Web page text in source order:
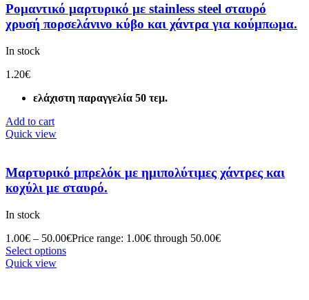
Ρομαντικό μαρτυρικό με stainless steel σταυρό
χρυσή πορσελάνινο κύβο και χάντρα για κούμπωμα.
In stock
1.20€
ελάχιστη παραγγελία 50 τεμ.
Add to cart
Quick view
Μαρτυρικό μπρελόκ με ημιπολύτιμες χάντρες και
κοχύλι με σταυρό.
In stock
1.00€ – 50.00€Price range: 1.00€ through 50.00€
Select options
Quick view